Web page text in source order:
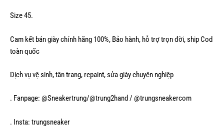
Size 45.
Cam kết bán giày chính hãng 100%, Bảo hành, hỗ trợ trọn đời, ship Cod
toàn quốc
Dịch vụ vệ sinh, tân trang, repaint, sửa giày chuyên nghiệp
. Fanpage: @Sneakertrung/@trung2hand / @trungsneakercom
. Insta: trungsneaker